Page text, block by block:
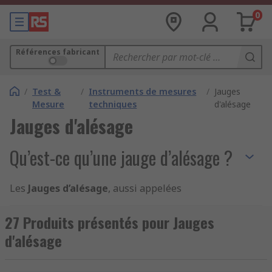
0
Références fabricant
/ Test &
Mesure
/ Instruments de mesures
techniques
/ Jauges
d'alésage
Jauges d'alésage
Qu’est-ce qu’une jauge d’alésage ?
Les Jauges d’alésage, aussi appelées
sont des instruments de Métrologie conçus pour
la mesureprécise dudiamètre intérieurd’un
trou, d’uncylindre
27 Produits présentés pour Jauges
d'alésage